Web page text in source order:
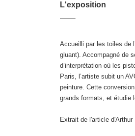
L'exposition
Accueilli par les toiles de
gluant). Accompagné de
d’interprétation où les
Paris, l’artiste subit un
peinture. Cette
grands formats, et étudie
Extrait de l'article